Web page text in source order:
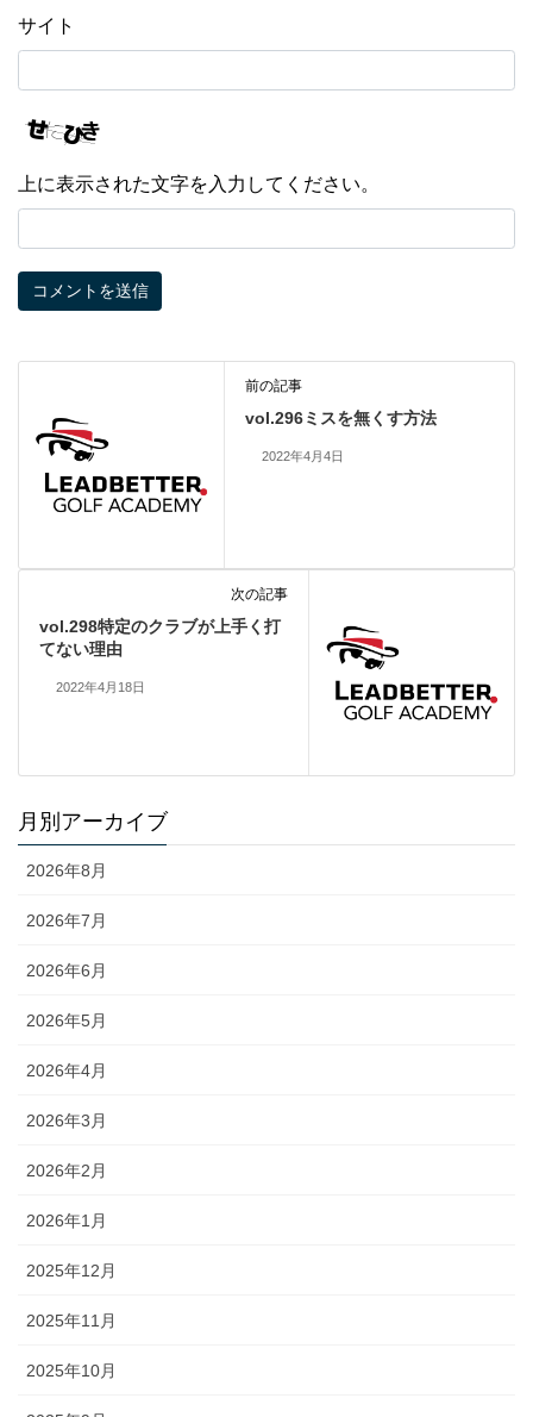
サイト
上に表示された文字を入力してください。
前の記事
vol.296ミスを無くす方法
2022年4月4日
次の記事
vol.298特定のクラブが上手く打
てない理由
2022年4月18日
月別アーカイブ
2026年8月
2026年7月
2026年6月
2026年5月
2026年4月
2026年3月
2026年2月
2026年1月
2025年12月
2025年11月
2025年10月